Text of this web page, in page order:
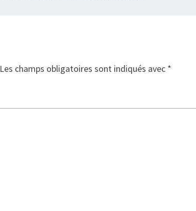
Les champs obligatoires sont indiqués avec *